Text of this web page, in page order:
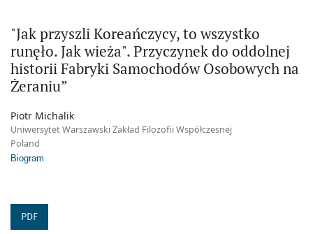
"Jak przyszli Koreańczycy, to wszystko
runęło. Jak wieża". Przyczynek do oddolnej
historii Fabryki Samochodów Osobowych na
Żeraniu”
Piotr Michalik
Uniwersytet Warszawski Zakład Filozofii Współczesnej
Poland
Biogram
PDF